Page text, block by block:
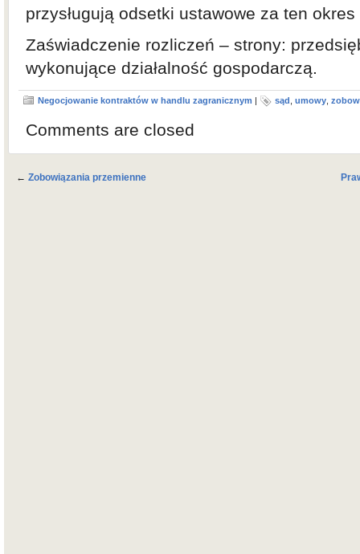
przysługują odsetki ustawowe za ten
Zaświadczenie rozliczeń – strony:
wykonujące działalność gospodarczą.
Negocjowanie kontraktów w handlu zagranicznym | sąd umowy
Comments are closed
← Zobowiązania przemienne